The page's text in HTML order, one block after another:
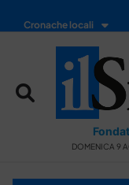
Cronache locali
DOMENICA 9